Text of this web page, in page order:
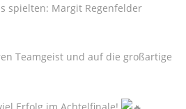
spielten: Margit Regenfelder
Teamgeist und auf die großartige
Erfolg im Achtelfinale!